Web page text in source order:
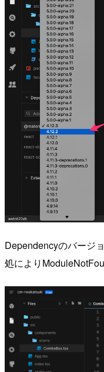
Dependencyのバージ
処により